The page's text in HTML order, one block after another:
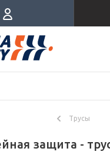
Трусы
защита -